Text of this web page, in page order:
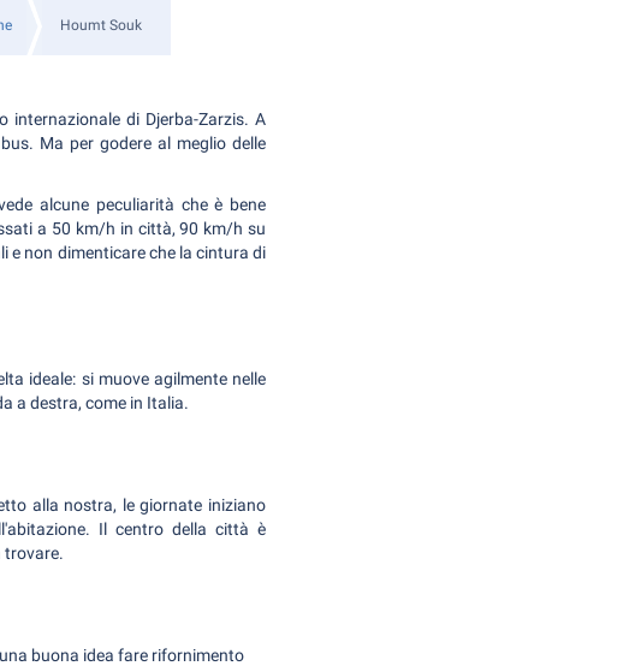
Houmt Souk
internazionale di Djerba-Zarzis. A
Ma per godere al meglio delle
alcune peculiarità che è bene
a 50 km/h in città, 90 km/h su
e non dimenticare che la cintura di
ideale: si muove agilmente nelle
a destra, come in Italia.
alla nostra, le giornate iniziano
Il centro della città è
trovare.
buona idea fare rifornimento